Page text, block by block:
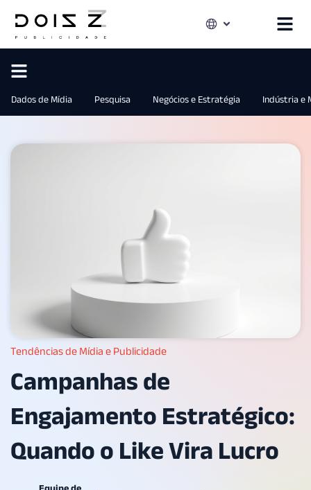
Dados de Mídia Pesquisa Negócios e Estratégia Indústria e
Tendências de Mídia e Publicidade
Campanhas de
Engajamento Estratégico:
Quando o Like Vira Lucro